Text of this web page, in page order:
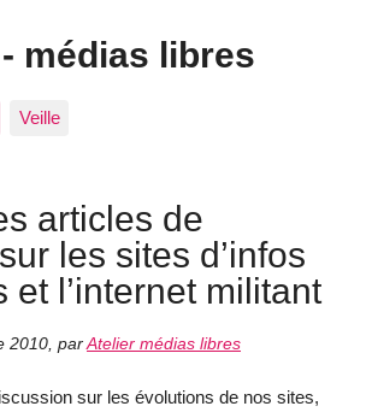
- médias libres
Veille
articles de
les sites d’infos
et l’internet militant
2010, parAtelier médias libres
sur les évolutions de nos sites,